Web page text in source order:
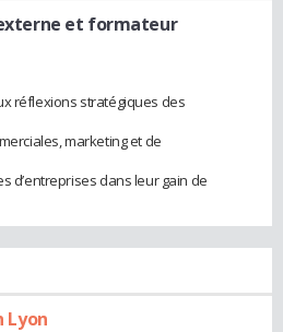
et formateur
réflexions stratégiques des
marketing et de
d’entreprises dans leur gain de
Lyon